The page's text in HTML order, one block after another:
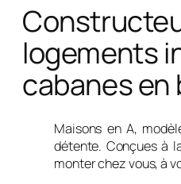
logements
cabanes en
Maisons en A,
détente. Conçues à
monter chez vous, à